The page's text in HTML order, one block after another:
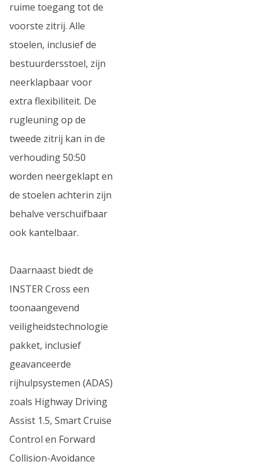
ruime toegang tot de
voorste zitrij. Alle
stoelen, inclusief de
bestuurdersstoel, zijn
neerklapbaar voor
extra flexibiliteit. De
rugleuning op de
tweede zitrij kan in de
verhouding 50:50
worden neergeklapt en
de stoelen achterin zijn
behalve verschuifbaar
ook kantelbaar.
Daarnaast biedt de
INSTER Cross een
toonaangevend
veiligheidstechnologie
pakket, inclusief
geavanceerde
rijhulpsystemen (ADAS)
zoals Highway Driving
Assist 1.5, Smart Cruise
Control en Forward
Collision-Avoidance